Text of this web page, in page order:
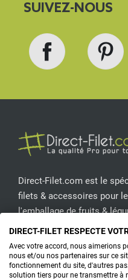
SUIVEZ-NOUS
Direct-Filet.com est le
filets & accessoires pour
l'emballage de fruits &
DIRECT-FILET RESPECTE
Avec votre accord, nous aimerions
nous et/ou nos partenaires sur ce
fonctionnement du site, d'autres
solution tiers pour ne transmettre à